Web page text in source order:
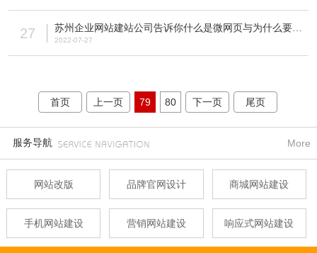
27 苏州企业网站建站公司告诉你什么是微网页与为什么要制作微网站？
2022-07-27
首页 上一页 79 80 下一页 尾页
服务导航 More
网站改版 品牌官网设计 商城网站建设
手机网站建设 营销网站建设 响应式网站建设